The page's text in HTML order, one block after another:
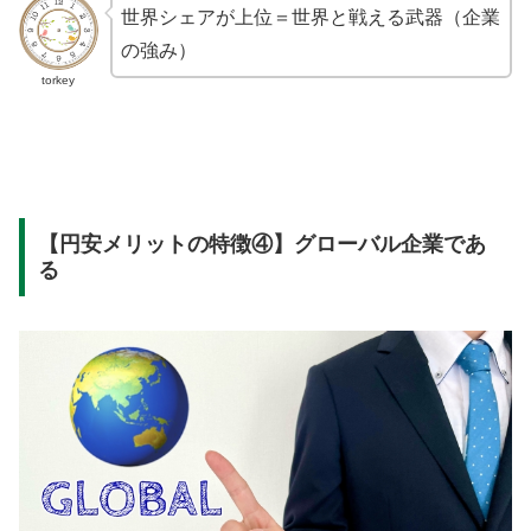
torkey
世界シェアが上位＝世界と戦える武器（企業
の強み）
【円安メリットの特徴④】グローバル企業であ
る